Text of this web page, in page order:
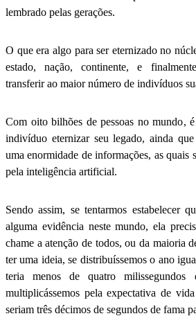
lembrado pelas gerações.
O que era algo para ser eternizado no
estado, nação, continente, e
transferir ao maior número de indivíduos
Com oito bilhões de pessoas no mundo,
indivíduo eternizar seu legado, ainda
uma enormidade de informações, as quais
pela inteligência artificial.
Sendo assim, se tentarmos estabelecer
alguma evidência neste mundo, ela
chame a atenção de todos, ou da maioria
ter uma ideia, se distribuíssemos o ano
teria menos de quatro
multiplicássemos pela expectativa de
seriam três décimos de segundos de fama